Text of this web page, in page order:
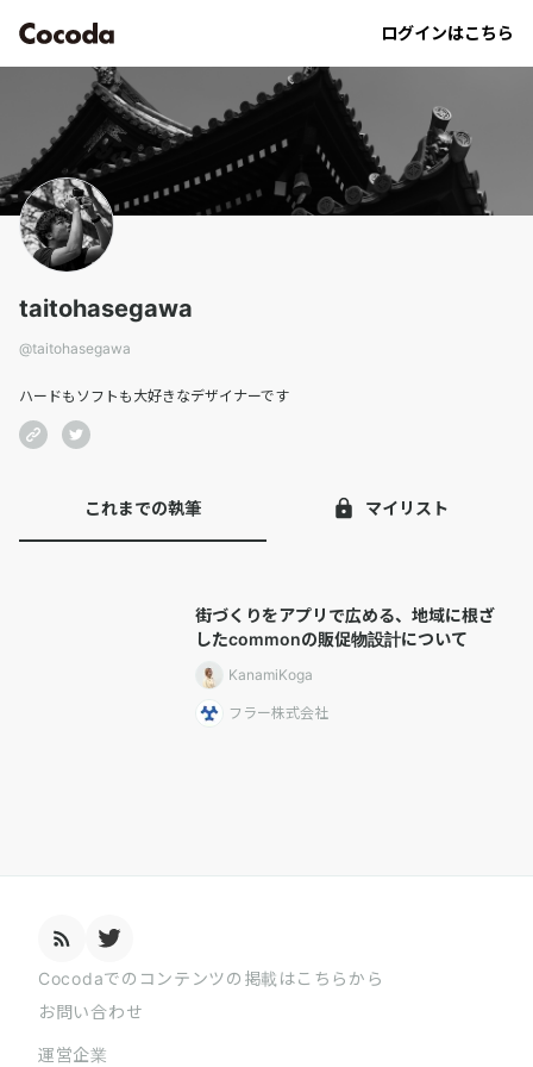
ログインはこちら
taitohasegawa
@taitohasegawa
ハードもソフトも大好きなデザイナーです
マイリスト
これまでの執筆
街づくりをアプリで広める、地域に根ざ
したcommonの販促物設計について
KanamiKoga
フラー株式会社
Cocodaでのコンテンツの掲載はこちらから
お問い合わせ
運営企業